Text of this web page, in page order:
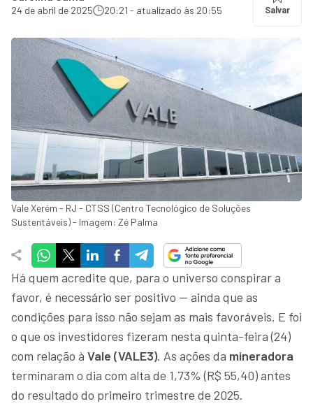
24 de abril de 2025 20:21 - atualizado às 20:55 Salvar
Vale Xerém - RJ - CTSS (Centro Tecnológico de Soluções
Sustentáveis) - Imagem: Zé Palma
Há quem acredite que, para o universo conspirar a
favor, é necessário ser positivo — ainda que as
condições para isso não sejam as mais favoráveis. E foi
o que os investidores fizeram nesta quinta-feira (24)
com relação à Vale (VALE3). As ações da mineradora
terminaram o dia com alta de 1,73% (R$ 55,40) antes
do resultado do primeiro trimestre de 2025.